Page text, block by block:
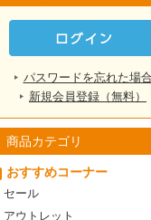
パスワードを忘れた場
新規会員登録（無料）
商品カテゴリ
おすすめコーナー
セール
アウトレット